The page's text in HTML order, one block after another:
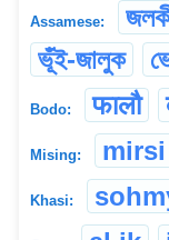
Assamese:
ভূঁই-জালুক
Bodo: फालौ
Mising: mirsi
Khasi: